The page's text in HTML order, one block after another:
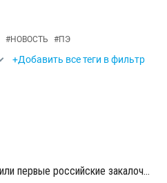
#НОВОСТЬ #ПЭ
+Добавить все теги в фильтр
На Казаньоргсинтезе запустили первые российские закалочно-испарительные аппараты